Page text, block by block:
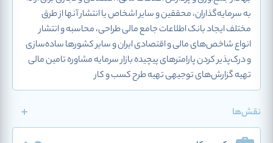
به سرمایه‌گذاران، محققین و سایر اشخاص یا انتشار آنها از طرق
مختلف ایجاد بانک اطلاعات جامع مالی طراحی، محاسبه و انتشار
انواع شاخص‌های مالی و اقتصادی ایران و سایر کشورها ساده‌سازی
و درک‌پذیر کردن پارامترهای پیچیده بازار سرمایه مشاوره تامین مالی
تهیه گزارش‌های توجیهی تهیه طرح کسب و کار
نقش‌ها